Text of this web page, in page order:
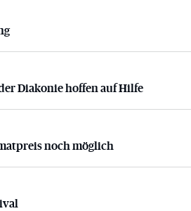
Diakonie hoffen auf Hilfe
Diakonie hoffen auf Hilfe
noch möglich
noch möglich